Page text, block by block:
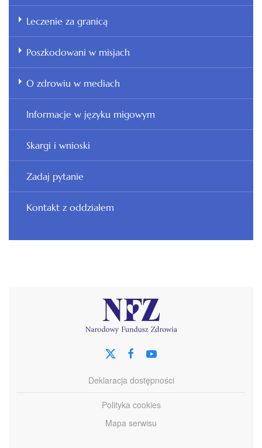
Leczenie za granicą
Poszkodowani w misjach
O zdrowiu w mediach
Informacje w języku migowym
Skargi i wnioski
Zadaj pytanie
Kontakt z oddziałem
Deklaracja dostępności
Polityka cookies
Mapa serwisu